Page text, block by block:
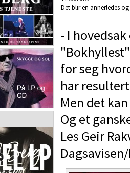
Det blir en annerledes
- I
for seg
har
Men det
Og et
Les Geir